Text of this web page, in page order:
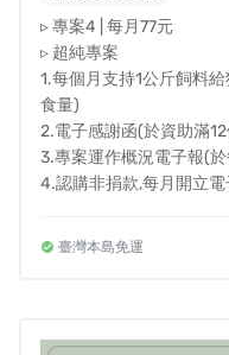
與各地的中途之家接洽
源能有效地分配到真正
▹ 專案4 | 每月77元
▹ 超純專案
1.每個月支持1公斤飼料
食量)
2.電子感謝函(於資助滿12
3.專案運作概況電子報(於
4.認購非捐款,每月開立電
臺灣本島免運